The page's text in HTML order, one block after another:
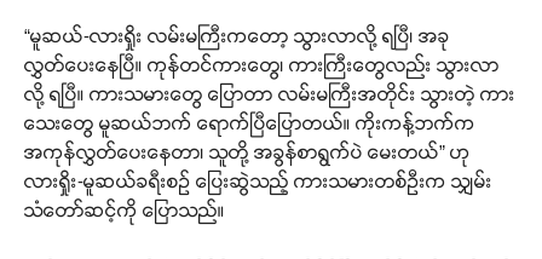
“မူဆယ်-လားရှိုး လမ်းမကြီးကတော့ သွားလာလို့ ရပြီ၊ အခု
လွှတ်ပေးနေပြီ။ ကုန်တင်ကားတွေ၊ ကားကြီးတွေလည်း သွားလာ
လို့ ရပြီ။ ကားသမားတွေ ပြောတာ လမ်းမကြီးအတိုင်း သွားတဲ့ ကား
သေးတွေ မူဆယ်ဘက် ရောက်ပြီပြောတယ်။ ကိုးကန့်ဘက်က
အကုန်လွှတ်ပေးနေတာ၊ သူတို့ အခွန်စာရွက်ပဲ မေးတယ်” ဟု
လားရှိုး-မူဆယ်ခရီးစဉ် ပြေးဆွဲသည့် ကားသမားတစ်ဦးက သျှမ်း
သံတော်ဆင့်ကို ပြောသည်။